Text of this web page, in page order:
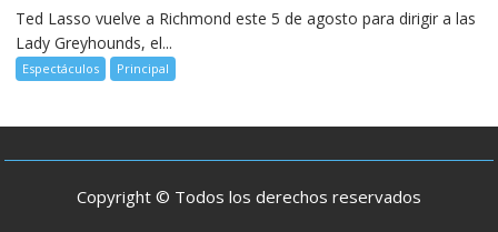
Ted Lasso vuelve a Richmond este 5 de agosto para dirigir a las
Lady Greyhounds, el...
Espectáculos Principal
Copyright © Todos los derechos reservados